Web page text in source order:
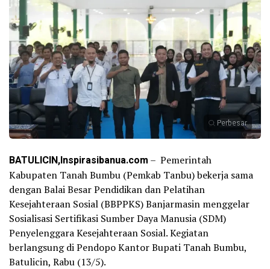
Perbesar
BATULICIN,Inspirasibanua.com – Pemerintah
Kabupaten Tanah Bumbu (Pemkab Tanbu) bekerja sama
dengan Balai Besar Pendidikan dan Pelatihan
Kesejahteraan Sosial (BBPPKS) Banjarmasin menggelar
Sosialisasi Sertifikasi Sumber Daya Manusia (SDM)
Penyelenggara Kesejahteraan Sosial. Kegiatan
berlangsung di Pendopo Kantor Bupati Tanah Bumbu,
Batulicin, Rabu (13/5).